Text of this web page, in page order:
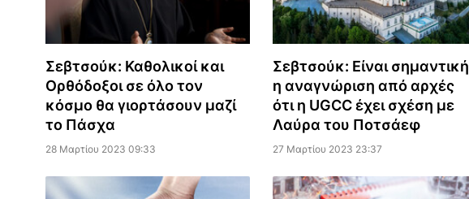
Σεβτσούκ: Καθολικοί και
Ορθόδοξοι σε όλο τον
κόσμο θα γιορτάσουν μαζί
το Πάσχα
28 Μαρτίου 2023 09:33
Σεβτσούκ: Είναι σημαντική
η αναγνώριση από αρχές
ότι η UGCC έχει σχέση με
Λαύρα του Ποτσάεφ
27 Μαρτίου 2023 23:37